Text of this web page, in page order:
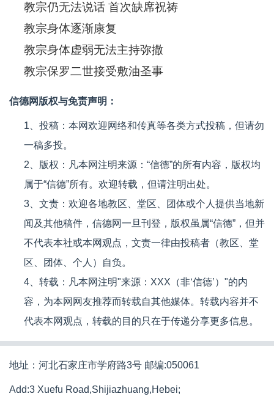
教宗仍无法说话 首次缺席祝祷
教宗身体逐渐康复
教宗身体虚弱无法主持弥撒
教宗保罗二世接受敷油圣事
信德网版权与免责声明：
1、投稿：本网欢迎网络和传真等各类方式投稿，但请勿
一稿多投。
2、版权：凡本网注明来源：“信德”的所有内容，版权均
属于“信德”所有。欢迎转载，但请注明出处。
3、文责：欢迎各地教区、堂区、团体或个人提供当地新
闻及其他稿件，信德网一旦刊登，版权虽属“信德”，但并
不代表本社或本网观点，文责一律由投稿者（教区、堂
区、团体、个人）自负。
4、转载：凡本网注明"来源：XXX（非‘信德’）"的内
容，为本网网友推荐而转载自其他媒体。转载内容并不
代表本网观点，转载的目的只在于传递分享更多信息。
地址：河北石家庄市学府路3号 邮编:050061
Add:3 Xuefu Road,Shijiazhuang,Hebei;